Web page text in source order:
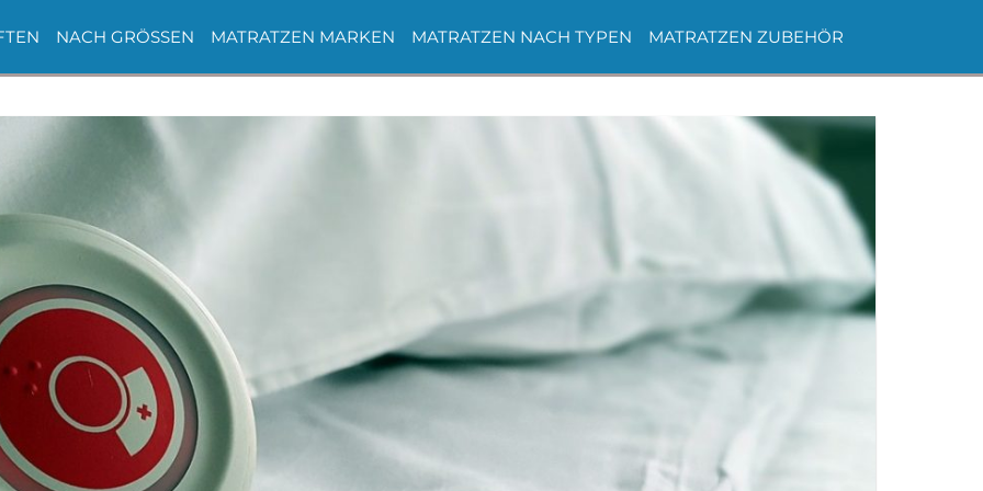
NACH GRÖSSEN MATRATZEN MARKEN MATRATZEN NACH TYPEN MATRATZEN ZUBEHÖR